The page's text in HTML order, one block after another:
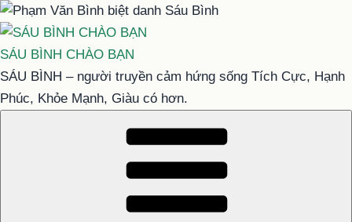
Chuyển
đến
phần
nội
dung
SÁU BÌNH CHÀO BẠN
SÁU BÌNH – người truyền cảm hứng sống Tích Cực, Hạnh
Phúc, Khỏe Mạnh, Giàu có hơn.